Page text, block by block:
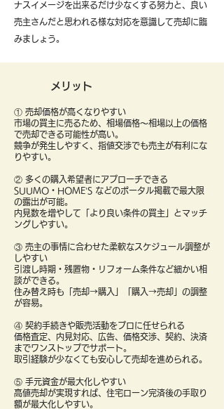
ナスイメージを出来るだけ少なくする努力と、良い
売主さんだと思われる様な対応を意識して売却に臨
みましょう。
メリット
① 売却価格が高くなりやすい
市場の買主に売るため、相場価格〜相場以上の価格
で売却できる可能性が高い。
競争が発生しやすく、指値交渉でも売主が有利にな
りやすい。
② 多くの購入希望者にアプローチできる
SUUMO・HOME’S などのポータル掲載で最大限
の露出が可能。
内見数を増やして「より良い条件の買主」とマッチ
ングしやすい。
③ 売主の事情に合わせた柔軟なスケジュール調整が
しやすい
引渡し時期・残置物・リフォーム条件など細かい相
談ができる。
住み替え時も「売却→購入」「購入→売却」の調整
が容易。
④ 契約手続きや販売活動をプロに任せられる
価格査定、内見対応、広告、価格交渉、契約、決済
までワンストップでサポート。
取引経験が少なくても安心して売却を進められる。
⑤ 手元資金が最大化しやすい
高値売却が実現すれば、住宅ローン完済後の手取り
額が最大化しやすい。